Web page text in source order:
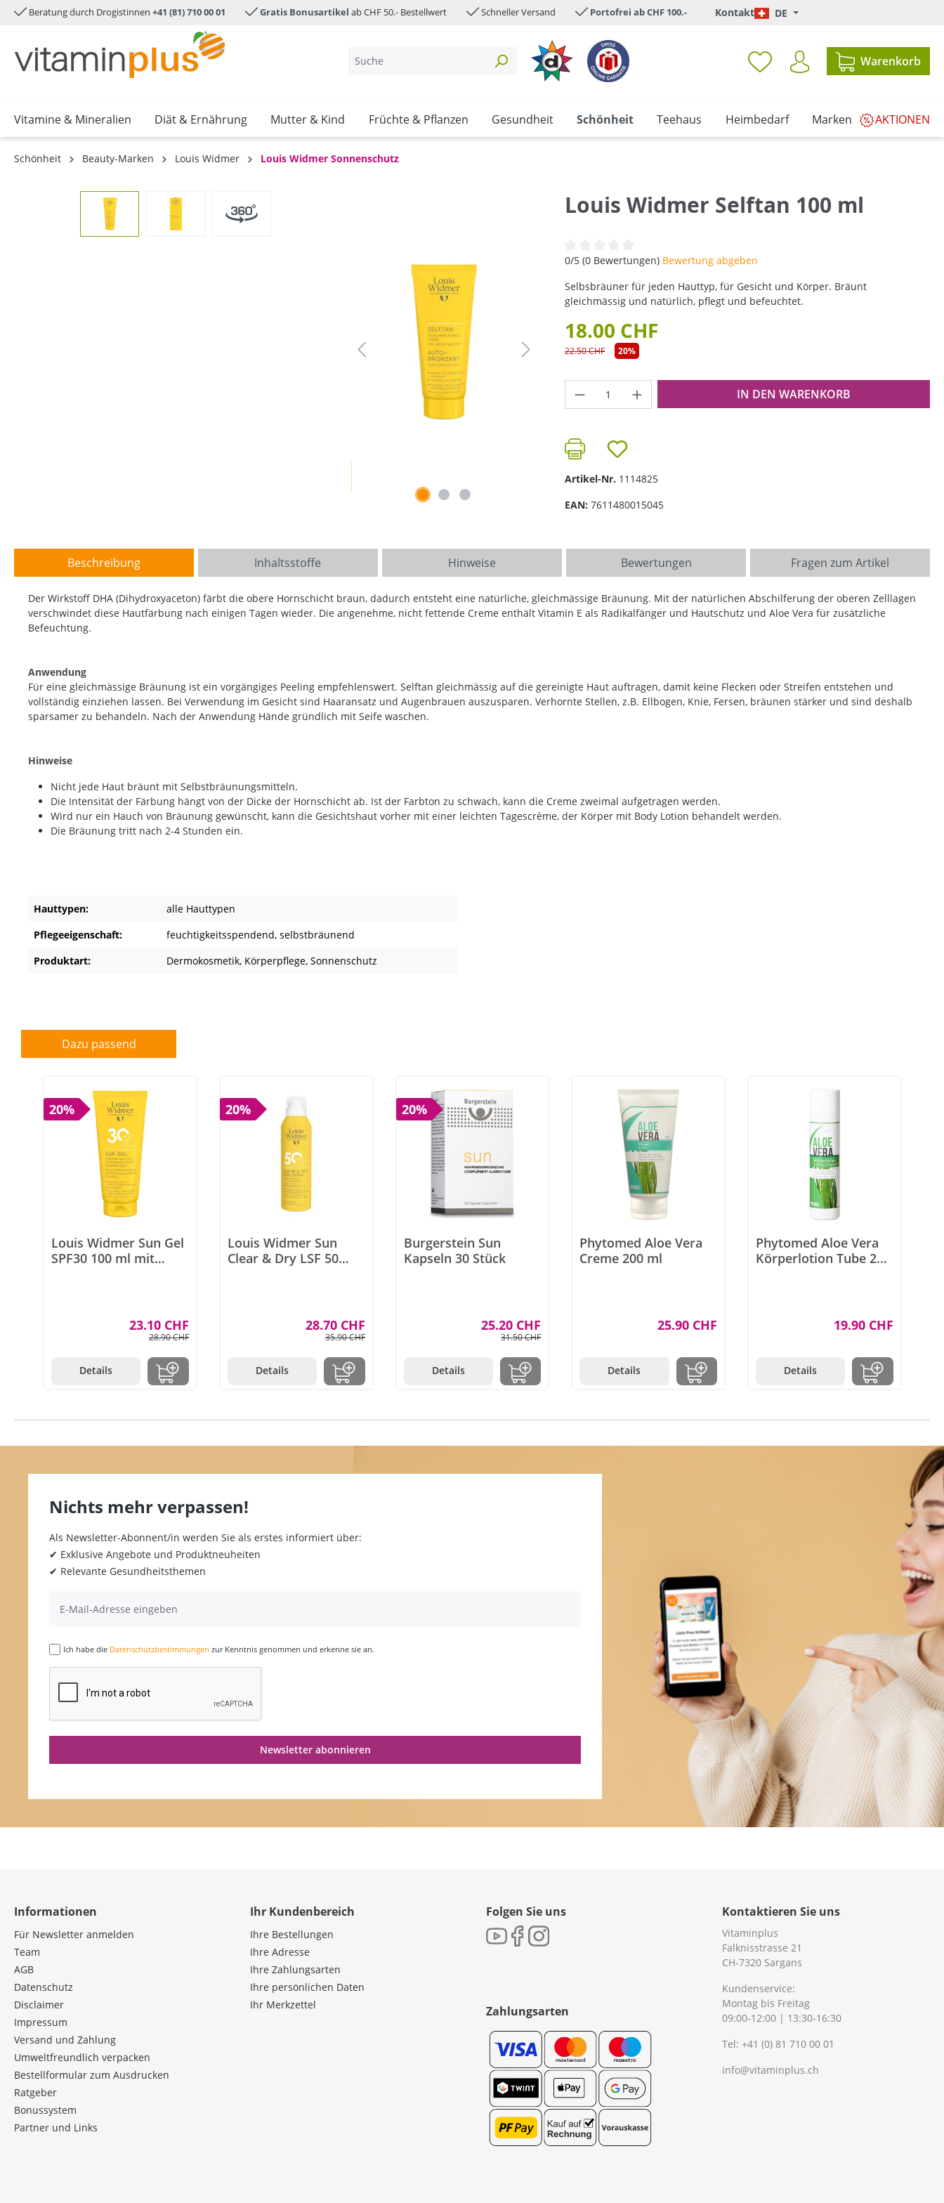
springen Zur Hauptnavigation springen
Beratung durch Drogistinnen +41 (81) 710 00 01 Gratis Bonusartikel ab CHF 50.- Bestellwert Schneller Versand Portofrei ab CHF 100.- Kontakt DE
Warenkorb
Vitamine & Mineralien Diät & Ernährung Mutter & Kind Früchte & Pflanzen Gesundheit Schönheit Teehaus Heimbedarf Marken AKTIONEN
Schönheit Beauty-Marken Louis Widmer Louis Widmer Sonnenschutz
Louis Widmer Selftan 100 ml
Durchschnittliche Bewertung von 0 von 5 Sternen
0/5 (0 Bewertungen) Bewertung abgeben
Selbsbräuner für jeden Hauttyp, für Gesicht und Körper. Bräunt
gleichmässig und natürlich, pflegt und befeuchtet.
18.00 CHF
22.50 CHF 20%
Produkt Anzahl: Gib den gewünschten Wert
IN DEN WARENKORB
Artikel-Nr. 1114825
EAN: 7611480015045
Beschreibung Inhaltsstoffe Hinweise Bewertungen Fragen zum Artikel
Der Wirkstoff DHA (Dihydroxyaceton) färbt die obere Hornschicht braun, dadurch entsteht eine natürliche, gleichmässige Bräunung. Mit der natürlichen Abschilferung der oberen Zelllagen
verschwindet diese Hautfärbung nach einigen Tagen wieder. Die angenehme, nicht fettende Creme enthält Vitamin E als Radikalfänger und Hautschutz und Aloe Vera für zusätzliche
Befeuchtung.
Anwendung
Für eine gleichmässige Bräunung ist ein vorgängiges Peeling empfehlenswert. Selftan gleichmässig auf die gereinigte Haut auftragen, damit keine Flecken oder Streifen entstehen und
vollständig einziehen lassen. Bei Verwendung im Gesicht sind Haaransatz und Augenbrauen auszusparen. Verhornte Stellen, z.B. Ellbogen, Knie, Fersen, bräunen stärker und sind deshalb
sparsamer zu behandeln. Nach der Anwendung Hände gründlich mit Seife waschen.
Hinweise
Nicht jede Haut bräunt mit Selbstbräunungsmitteln.
Die Intensität der Färbung hängt von der Dicke der Hornschicht ab. Ist der Farbton zu schwach, kann die Creme zweimal aufgetragen werden.
Wird nur ein Hauch von Bräunung gewünscht, kann die Gesichtshaut vorher mit einer leichten Tagescrème, der Körper mit Body Lotion behandelt werden.
Die Bräunung tritt nach 2-4 Stunden ein.
Hauttypen:
alle Hauttypen
Pflegeeigenschaft:
feuchtigkeitsspendend, selbstbräunend
Produktart:
Dermokosmetik, Körperpflege, Sonnenschutz
Dazu passend
20%
Louis Widmer Sun Gel
SPF30 100 ml mit
23.10 CHF
28.90 CHF
Details
20%
Louis Widmer Sun
Clear & Dry LSF 50
28.70 CHF
35.90 CHF
Details
20%
Burgerstein Sun
Kapseln 30 Stück
25.20 CHF
31.50 CHF
Details
Phytomed Aloe Vera
Creme 200 ml
25.90 CHF
Details
Phytomed Aloe Vera
Körperlotion Tube 250
19.90 CHF
Details
Nichts mehr verpassen!
Als Newsletter-Abonnent/in werden Sie als erstes informiert über:
✔ Exklusive Angebote und Produktneuheiten
✔ Relevante Gesundheitsthemen
Ich habe die Datenschutzbestimmungen zur Kenntnis genommen und erkenne sie an.
Newsletter abonnieren
Informationen
Für Newsletter anmelden
Team
AGB
Datenschutz
Disclaimer
Impressum
Versand und Zahlung
Umweltfreundlich verpacken
Bestellformular zum Ausdrucken
Ratgeber
Bonussystem
Partner und Links
Ihr Kundenbereich
Ihre Bestellungen
Ihre Adresse
Ihre Zahlungsarten
Ihre persönlichen Daten
Ihr Merkzettel
Folgen Sie uns
Zahlungsarten
Kontaktieren Sie uns
Vitaminplus
Falknisstrasse 21
CH-7320 Sargans
Kundenservice:
Montag bis Freitag
09:00-12:00 | 13:30-16:30
Tel: +41 (0) 81 710 00 01
info@vitaminplus.ch